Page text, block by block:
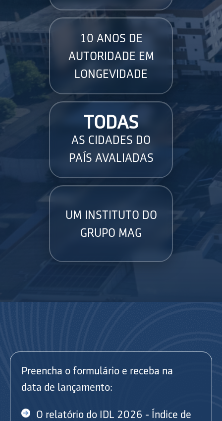
10 ANOS DE
AUTORIDADE EM
LONGEVIDADE
TODAS
AS CIDADES DO
PAÍS AVALIADAS
UM INSTITUTO DO
GRUPO MAG
Preencha o formulário e receba na
data de lançamento:
O relatório do IDL 2026 - Índice de